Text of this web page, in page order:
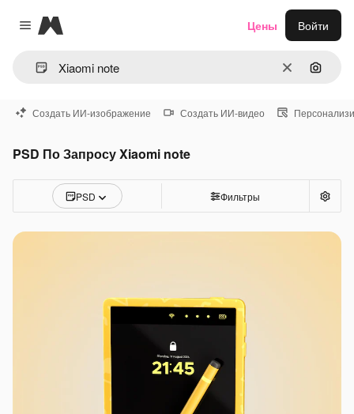
Close menu
Magnific
ОчиститьПоиск
Цены Войти
Создать ИИ-изображение Создать ИИ-видео
PSD По Запросу Xiaomi note
PSD Фильтры